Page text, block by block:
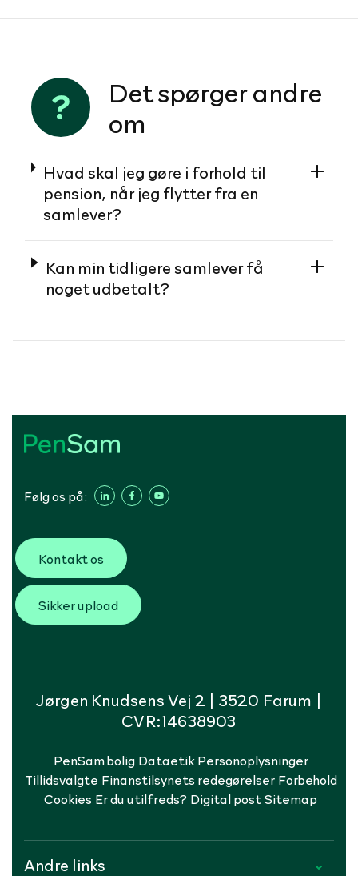
Det spørger andre
om
Hvad skal jeg gøre i forhold til
pension, når jeg flytter fra en
samlever?
Kan min tidligere samlever få
noget udbetalt?
Følg os på:
Kontakt os
Sikker upload
Jørgen Knudsens Vej 2 | 3520 Farum |
CVR:14638903
PenSam bolig Dataetik Personoplysninger
Tillidsvalgte Finanstilsynets redegørelser Forbehold
Cookies Er du utilfreds? Digital postSitemap
Andre links